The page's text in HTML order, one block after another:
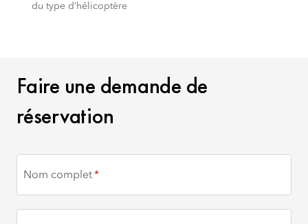
du type d’hélicoptère
FAIRE UNE DEMANDE
Faire une demande de
réservation
Nom complet